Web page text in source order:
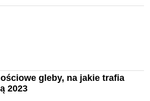
gleby, na jakie trafia
2023